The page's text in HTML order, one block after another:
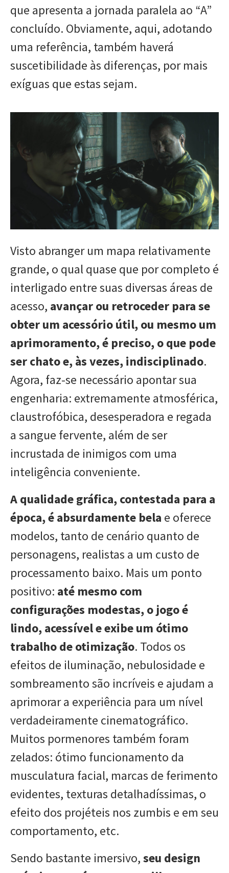
que apresenta a jornada paralela ao “A”
concluído. Obviamente, aqui, adotando
uma referência, também haverá
suscetibilidade às diferenças, por mais
exíguas que estas sejam.
Visto abranger um mapa relativamente
grande, o qual quase que por completo é
interligado entre suas diversas áreas de
acesso, avançar ou retroceder para se
obter um acessório útil, ou mesmo um
aprimoramento, é preciso, o que pode
ser chato e, às vezes, indisciplinado.
Agora, faz-se necessário apontar sua
engenharia: extremamente atmosférica,
claustrofóbica, desesperadora e regada
a sangue fervente, além de ser
incrustada de inimigos com uma
inteligência conveniente.
A qualidade gráfica, contestada para a
época, é absurdamente bela e oferece
modelos, tanto de cenário quanto de
personagens, realistas a um custo de
processamento baixo. Mais um ponto
positivo: até mesmo com
configurações modestas, o jogo é
lindo, acessível e exibe um ótimo
trabalho de otimização. Todos os
efeitos de iluminação, nebulosidade e
sombreamento são incríveis e ajudam a
aprimorar a experiência para um nível
verdadeiramente cinematográfico.
Muitos pormenores também foram
zelados: ótimo funcionamento da
musculatura facial, marcas de ferimento
evidentes, texturas detalhadíssimas, o
efeito dos projéteis nos zumbis e em seu
comportamento, etc.
Sendo bastante imersivo,seu design